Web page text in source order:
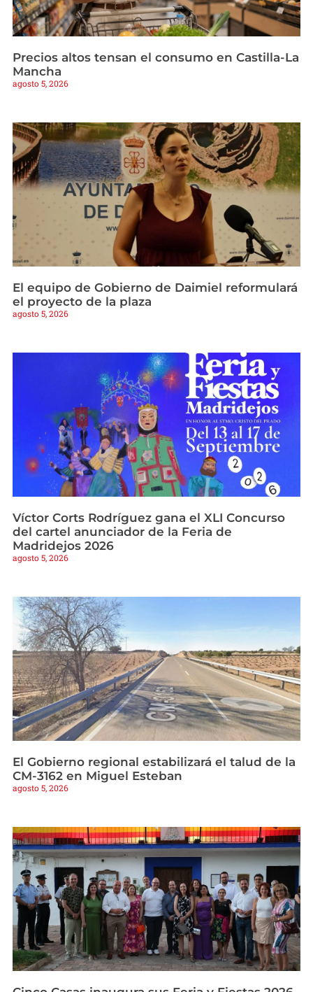
Precios altos tensan el consumo en Castilla-La
Mancha
agosto 5, 2026
El equipo de Gobierno de Daimiel reformulará
el proyecto de la plaza
agosto 5, 2026
Víctor Corts Rodríguez gana el XLI Concurso
del cartel anunciador de la Feria de
Madridejos 2026
agosto 5, 2026
El Gobierno regional estabilizará el talud de la
CM-3162 en Miguel Esteban
agosto 5, 2026